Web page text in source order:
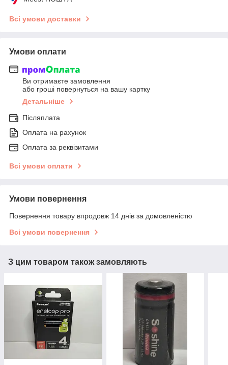
Всі умови доставки
Умови оплати
Ви отримаєте замовлення
або гроші повернуться на вашу картку
Детальніше
Післяплата
Оплата на рахунок
Оплата за реквізитами
Всі умови оплати
Умови повернення
Повернення товару впродовж 14 днів за домовленістю
Всі умови повернення
З цим товаром також замовляють